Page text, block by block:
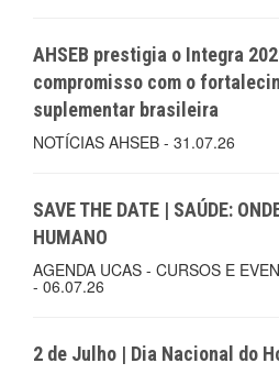
AHSEB prestigia o Integra
compromisso com o
suplementar brasileira
NOTÍCIAS AHSEB - 31.07.26
SAVE THE DATE | SAÚDE:
HUMANO
AGENDA UCAS - CURSOS E
- 06.07.26
2 de Julho | Dia Nacional do